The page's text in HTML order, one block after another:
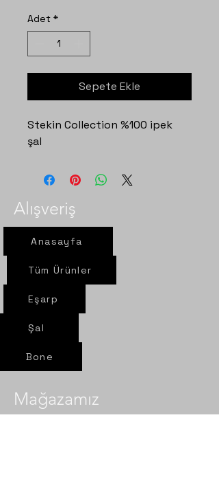
Adet *
Sepete Ekle
Stekin Collection %100 ipek
şal
Alışveriş
Anasayfa
Tüm Ürünler
Eşarp
Şal
Bone
Mağazamız